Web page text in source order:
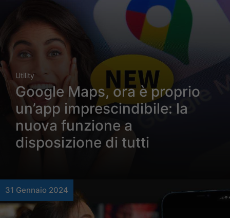
Utility
Google Maps, ora è proprio
un’app imprescindibile: la
nuova funzione a
disposizione di tutti
31 Gennaio 2024